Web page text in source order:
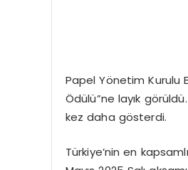
Papel Yönetim Kurulu
Ödülü”ne layık
kez daha gösterdi.
Türkiye’nin en